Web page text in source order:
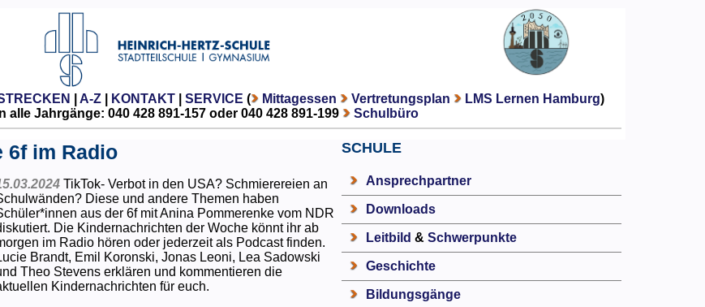
A-Z| KONTAKT| SERVICE ( Mittagessen Vertretungsplan LMS Lernen Hamburg)
alle Jahrgänge: 040 428 891-157 oder 040 428 891-199
Schulbüro
6f im Radio
TikTok- Verbot in den USA? Schmierereien an
Diese und andere Themen haben
aus der 6f mit Anina Pommerenke vom NDR
Die Kindernachrichten der Woche könnt ihr ab
im Radio hören oder jederzeit als Podcast finden.
Brandt, Emil Koronski, Jonas Leoni, Lea Sadowski
Theo Stevens erklären und kommentieren die
Kindernachrichten für euch.
SCHULE
Ansprechpartner
Downloads
Leitbild & Schwerpunkte
Geschichte
Bildungsgänge